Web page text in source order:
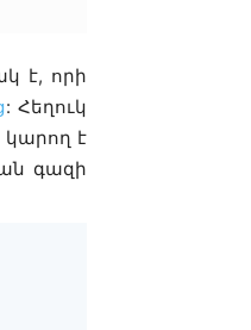
է, որի
: Հեղուկ
է
գազի